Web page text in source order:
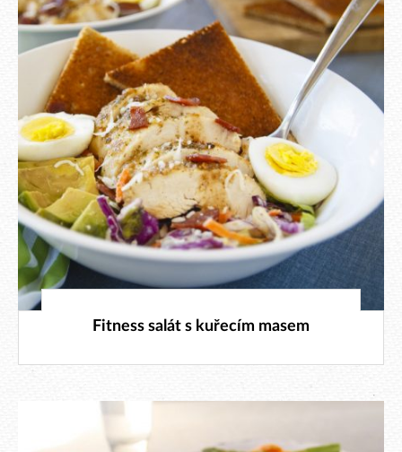
7. 7. 2019
Fitness salát s kuřecím masem